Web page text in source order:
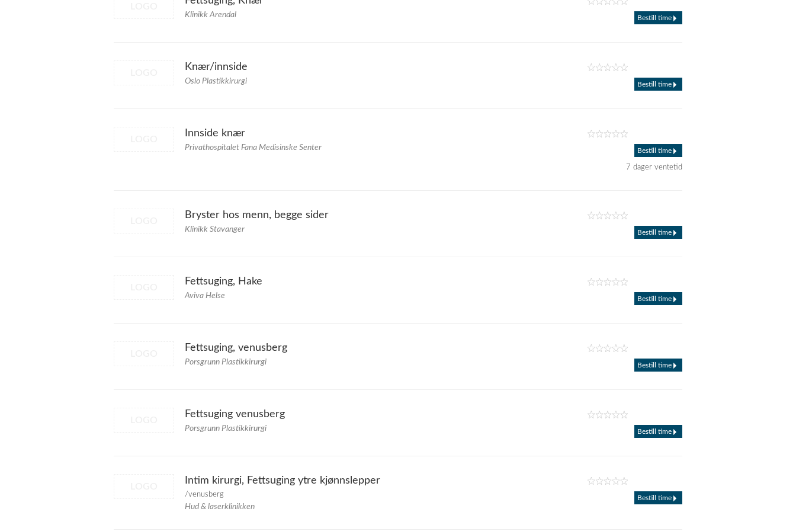
Klinikk Arendal Bestill time
Knær/innside
Oslo Plastikkirurgi Bestill time
Innside knær
Privathospitalet Fana Medisinske Senter Bestill time
7 dager ventetid
Bryster hos menn, begge sider
Klinikk Stavanger Bestill time
Fettsuging, Hake
Aviva Helse Bestill time
Fettsuging, venusberg
Porsgrunn Plastikkirurgi Bestill time
Fettsuging venusberg
Porsgrunn Plastikkirurgi Bestill time
Intim kirurgi, Fettsuging ytre kjønnslepper
/venusberg
Hud & laserklinikken
Bestill time